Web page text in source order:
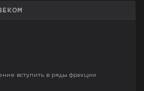
вступить в ряды фракции